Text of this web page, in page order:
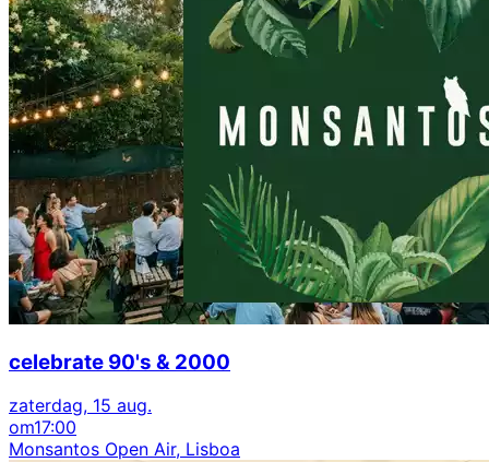
celebrate 90's & 2000
zaterdag, 15 aug.
om17:00
Monsantos Open Air, Lisboa